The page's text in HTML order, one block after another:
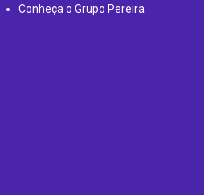
Conheça o Grupo Pereira